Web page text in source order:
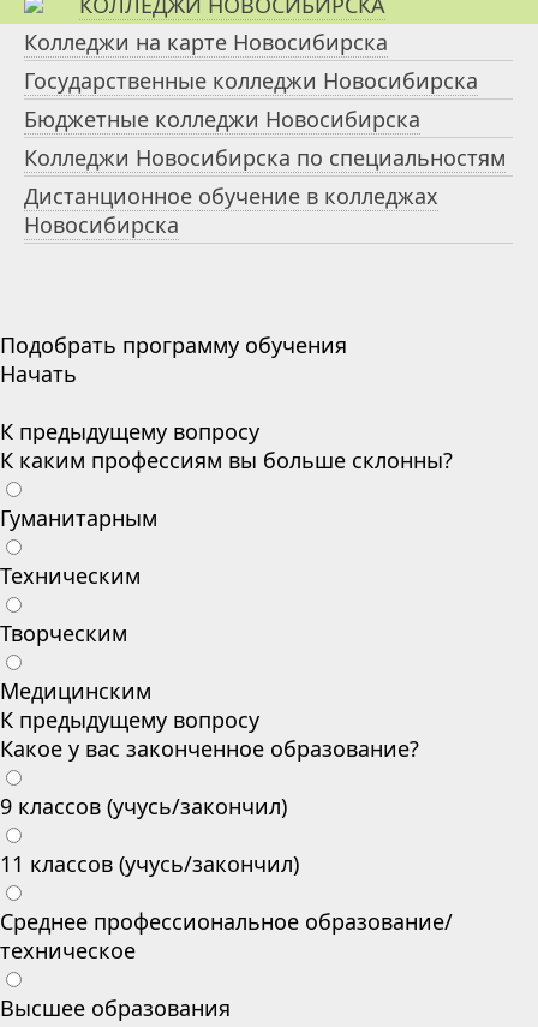
Колледжи на карте Новосибирска
Государственные колледжи Новосибирска
Бюджетные колледжи Новосибирска
Колледжи Новосибирска по специальностям
Дистанционное обучение в колледжах
Новосибирска
Подобрать программу обучения
Начать
К предыдущему вопросу
К каким профессиям вы больше склонны?
Гуманитарным
Техническим
Творческим
Медицинским
К предыдущему вопросу
Какое у вас законченное образование?
9 классов (учусь/закончил)
11 классов (учусь/закончил)
Среднее профессиональное образование/
техническое
Высшее образования